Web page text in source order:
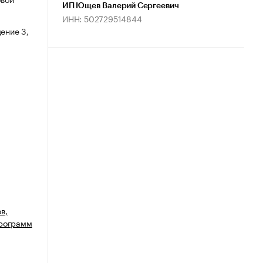
3,
ИП Ющев Валерий Сергеевич
ИНН: 502729514844